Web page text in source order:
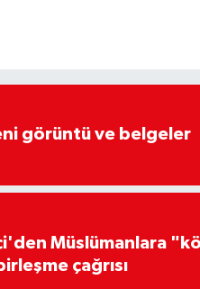
görüntü ve belgeler
Müslümanlara
çağrısı